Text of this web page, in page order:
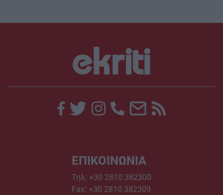
ΕΠΙΚΟΙΝΩΝΙΑ
Τηλ: +30 2810 382300
Fax: +30 2810 382309